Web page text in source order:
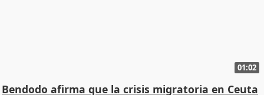
01:02
Bendodo afirma que la crisis migratoria en Ceuta